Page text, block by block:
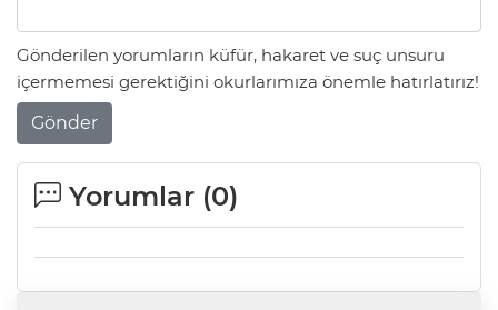
Gönderilen yorumların küfür, hakaret ve suç unsuru
içermemesi gerektiğini okurlarımıza önemle hatırlatırız!
Gönder
Yorumlar (0)